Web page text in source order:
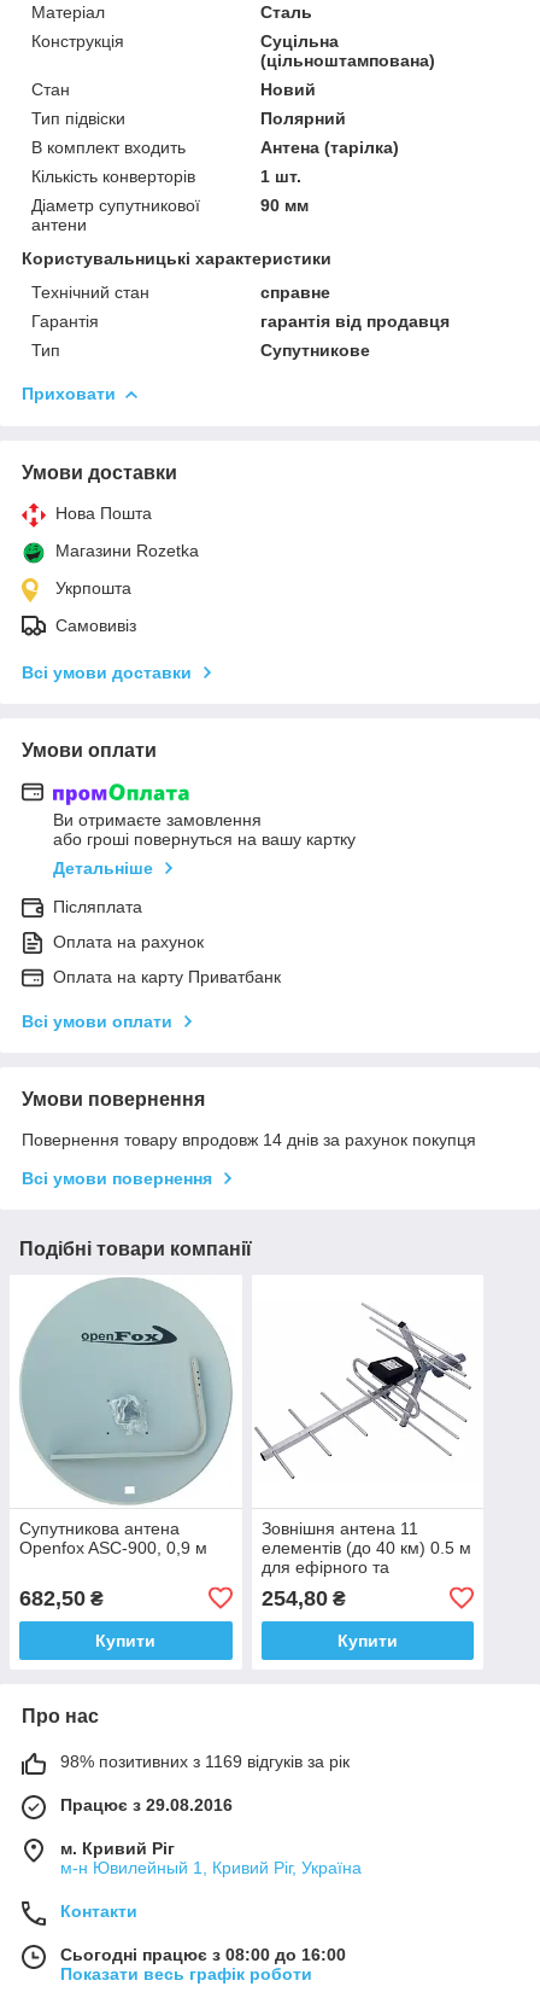
Матеріал
Сталь
Конструкція
Суцільна
(цільноштампована)
Стан
Новий
Тип підвіски
Полярний
В комплект входить
Антена (тарілка)
Кількість конверторів
1 шт.
Діаметр супутникової
антени
90 мм
Користувальницькі характеристики
Технічний стан
справне
Гарантія
гарантія від продавця
Тип
Супутникове
Приховати
Умови доставки
Нова Пошта
Магазини Rozetka
Укрпошта
Самовивіз
Всі умови доставки
Умови оплати
Ви отримаєте замовлення
або гроші повернуться на вашу картку
Детальніше
Післяплата
Оплата на рахунок
Оплата на карту Приватбанк
Всі умови оплати
Умови повернення
Повернення товару впродовж 14 днів за рахунок покупця
Всі умови повернення
Подібні товари компанії
Супутникова антена
Openfox ASC-900, 0,9 м
682,50 ₴
Купити
Зовнішня антена 11
елементів (до 40 км) 0.5 м
для ефірного та
254,80₴
Купити
Про нас
98% позитивних з 1169 відгуків за рік
Працює з 29.08.2016
м. Кривий Ріг
м-н Ювилейный 1, Кривий Ріг, Україна
Контакти
Сьогодні працює з 08:00 до 16:00
Показати весь графік роботи